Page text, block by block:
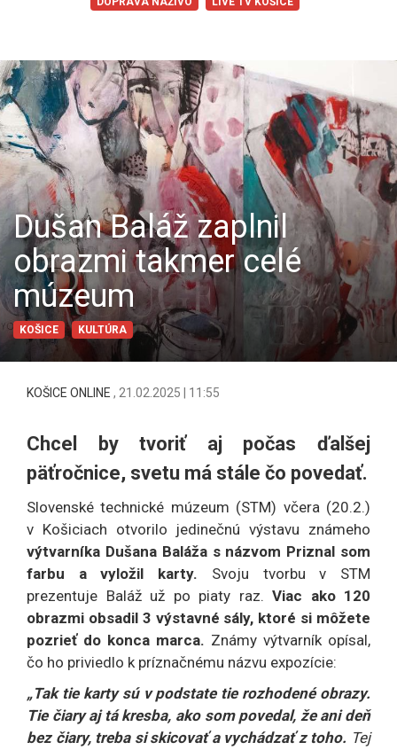
Dušan Baláž zaplnil
obrazmi takmer celé
múzeum
KOŠICE KULTÚRA
KOŠICE ONLINE , 21.02.2025 | 11:55
Chcel by tvoriť aj počas ďalšej
päťročnice, svetu má stále čo povedať.
Slovenské technické múzeum (STM) včera (20.2.)
v Košiciach otvorilo jedinečnú výstavu známeho
výtvarníka Dušana Baláža s názvom Priznal som
farbu a vyložil karty. Svoju tvorbu v STM
prezentuje Baláž už po piaty raz. Viac ako 120
obrazmi obsadil 3 výstavné sály, ktoré si môžete
pozrieť do konca marca. Známy výtvarník opísal,
čo ho priviedlo k príznačnému názvu expozície:
„Tak tie karty sú v podstate tie rozhodené obrazy.
Tie čiary aj tá kresba, ako som povedal, že ani deň
bez čiary, treba si skicovať a vychádzať z toho. Tej